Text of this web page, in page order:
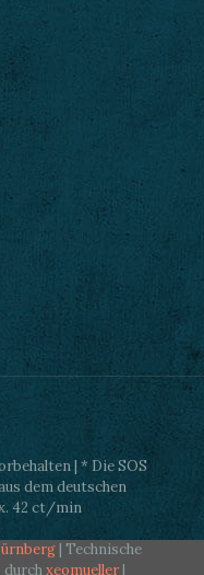
| * Die SOS
dem deutschen
42 ct/min
| Technische
durchxeomueller |